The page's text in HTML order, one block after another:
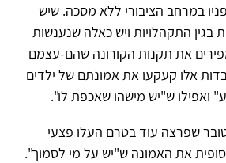
במרחב הציבורי ללא מסכה. שיש
בגין התקהלויות ויש כאלה שנענשות
את תקנות הקורונה שהם-עצמם
אלו קעקעו את אמונתם של ילדים
ואפילו ש"יש מישהו שאכפת לו".
שפרצה עוד בטרם העלו פצעי
את האמונה ש"יש על מי לסמוך".